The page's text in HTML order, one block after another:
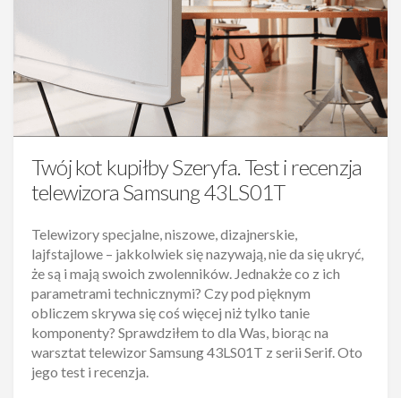
Twój kot kupiłby Szeryfa. Test i recenzja
telewizora Samsung 43LS01T
Telewizory specjalne, niszowe, dizajnerskie,
lajfstajlowe – jakkolwiek się nazywają, nie da się ukryć,
że są i mają swoich zwolenników. Jednakże co z ich
parametrami technicznymi? Czy pod pięknym
obliczem skrywa się coś więcej niż tylko tanie
komponenty? Sprawdziłem to dla Was, biorąc na
warsztat telewizor Samsung 43LS01T z serii Serif. Oto
jego test i recenzja.